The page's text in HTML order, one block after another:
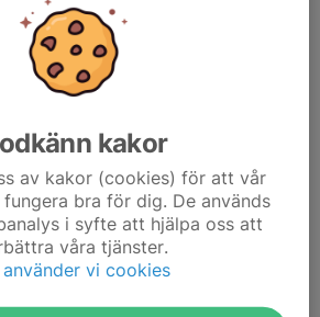
på ARF! Precis som varje år
med stil i båthuset 💐
och vår årliga kapsejsningstävling! 🛟
kommit upp på land igen väntar en
utan en fest!
äger rum den 20 juni!
och lekar
kakor
av kakor (cookies) för att vår
bra för dig. De används
i syfte att hjälpa oss att
våra tjänster.
använder vi cookies